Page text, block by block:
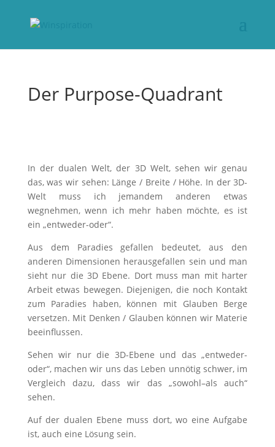
Der Purpose-Quadrant
In der dualen Welt, der 3D Welt, sehen wir genau
das, was wir sehen: Länge / Breite / Höhe. In der 3D-
Welt muss ich jemandem anderen etwas
wegnehmen, wenn ich mehr haben möchte, es ist
ein „entweder-oder“.
Aus dem Paradies gefallen bedeutet, aus den
anderen Dimensionen herausgefallen sein und man
sieht nur die 3D Ebene. Dort muss man mit harter
Arbeit etwas bewegen. Diejenigen, die noch Kontakt
zum Paradies haben, können mit Glauben Berge
versetzen. Mit Denken / Glauben können wir Materie
beeinflussen.
Sehen wir nur die 3D-Ebene und das „entweder-
oder“, machen wir uns das Leben unnötig schwer, im
Vergleich dazu, dass wir das „sowohl–als auch“
sehen.
Auf der dualen Ebene muss dort, wo eine Aufgabe
ist, auch eine Lösung sein.